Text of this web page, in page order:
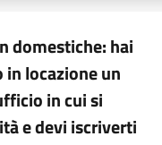
domestiche: hai
locazione un
in cui si
e devi iscriverti